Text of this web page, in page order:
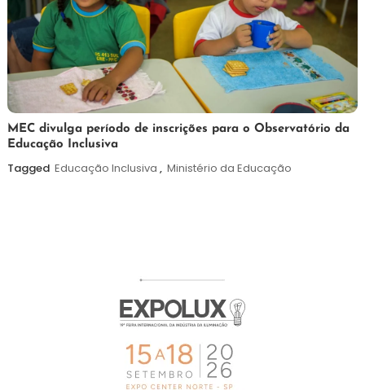
7
de
agosto
Maurilio
MEC divulga período de inscrições para o Observatório da
Educação Inclusiva
Tagged Educação Inclusiva , Ministério da Educação